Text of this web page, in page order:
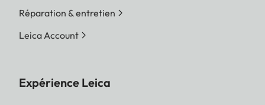
Réparation & entretien
Leica Account
Expérience Leica